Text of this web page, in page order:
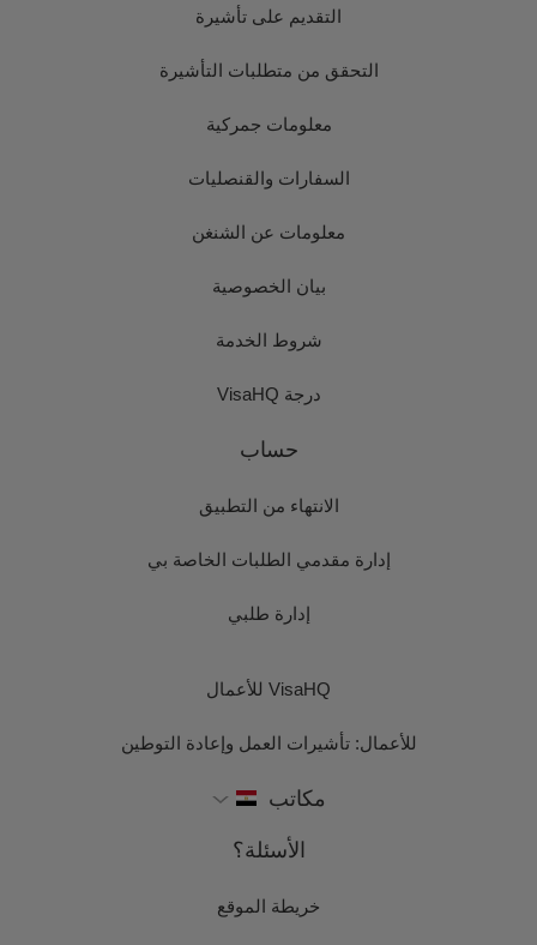
التقديم على تأشيرة
التحقق من متطلبات التأشيرة
معلومات جمركية
السفارات والقنصليات
معلومات عن الشنغن
بيان الخصوصية
شروط الخدمة
درجة VisaHQ
حساب
الانتهاء من التطبيق
إدارة مقدمي الطلبات الخاصة بي
إدارة طلبي
VisaHQ للأعمال
للأعمال: تأشيرات العمل وإعادة التوطين
مكاتب
الأسئلة؟
خريطة الموقع